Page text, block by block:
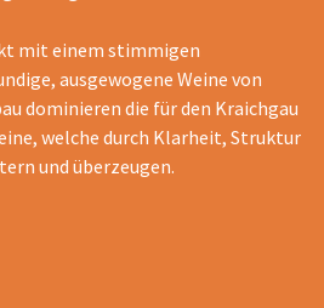
mit einem stimmigen
ausgewogene Weine von
dominieren die für den Kraichgau
welche durch Klarheit, Struktur
und überzeugen.